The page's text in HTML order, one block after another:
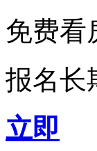
免费看
报名长
立即